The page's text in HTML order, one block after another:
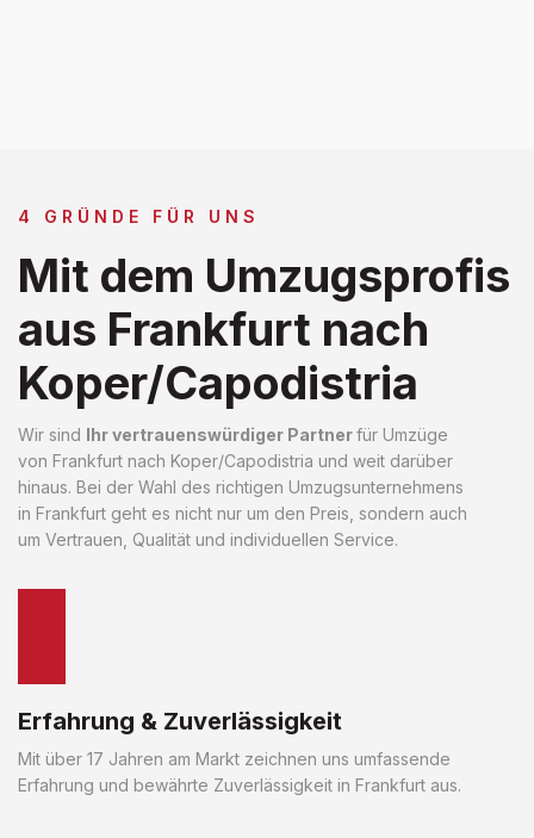
4 GRÜNDE FÜR UNS
Mit dem Umzugsprofis
aus Frankfurt nach
Koper/Capodistria
Wir sind Ihr vertrauenswürdiger Partnerfür Umzüge
von Frankfurt nach Koper/Capodistria und weit darüber
hinaus. Bei der Wahl des richtigen Umzugsunternehmens
in Frankfurt geht es nicht nur um den Preis, sondern auch
um Vertrauen, Qualität und individuellen Service.
Erfahrung & Zuverlässigkeit
Mit über 17 Jahren am Markt zeichnen uns umfassende
Erfahrung und bewährte Zuverlässigkeit in Frankfurt aus.